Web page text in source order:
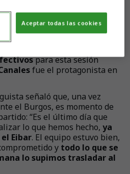
en la mañana de hoy con
entrenamientos
previstos
con el encuentro
Eibar
para esta sesión
fue el protagonista en
señaló que, una vez
el Burgos, es momento de
“Es el último día que
lo que hemos hecho, ya
Eibar. El equipo estuvo bien,
y todo lo que se
lo supimos trasladar al
Aceptar todas las cookies